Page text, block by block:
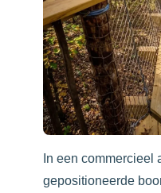
In een commercieel
gepositioneerde